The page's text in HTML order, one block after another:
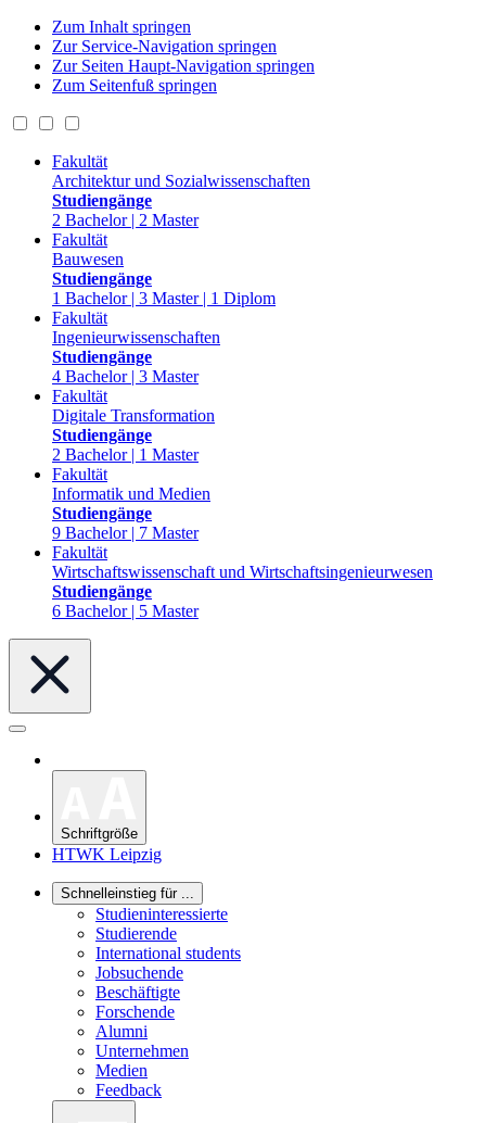
Zum Inhalt springen
Zur Service-Navigation springen
Zur Seiten Haupt-Navigation springen
Zum Seitenfuß springen
Fakultät
Architektur und Sozialwissenschaften
Studiengänge
2 Bachelor | 2 Master
Fakultät
Bauwesen
Studiengänge
1 Bachelor | 3 Master | 1 Diplom
Fakultät
Ingenieurwissenschaften
Studiengänge
4 Bachelor | 3 Master
Fakultät
Digitale Transformation
Studiengänge
2 Bachelor | 1 Master
Fakultät
Informatik und Medien
Studiengänge
9 Bachelor | 7 Master
Fakultät
Wirtschaftswissenschaft und Wirtschaftsingenieurwesen
Studiengänge
6 Bachelor | 5 Master
Schriftgröße
HTWK Leipzig
Schnelleinstieg für ...
Studieninteressierte
Studierende
International students
Jobsuchende
Beschäftigte
Forschende
Alumni
Unternehmen
Medien
Feedback